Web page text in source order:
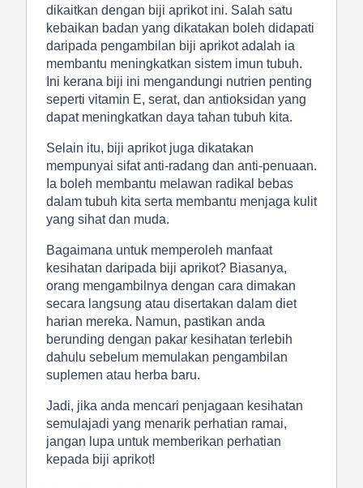
dikaitkan dengan biji aprikot ini. Salah satu
kebaikan badan yang dikatakan boleh didapati
daripada pengambilan biji aprikot adalah ia
membantu meningkatkan sistem imun tubuh.
Ini kerana biji ini mengandungi nutrien penting
seperti vitamin E, serat, dan antioksidan yang
dapat meningkatkan daya tahan tubuh kita.
Selain itu, biji aprikot juga dikatakan
mempunyai sifat anti-radang dan anti-penuaan.
Ia boleh membantu melawan radikal bebas
dalam tubuh kita serta membantu menjaga kulit
yang sihat dan muda.
Bagaimana untuk memperoleh manfaat
kesihatan daripada biji aprikot? Biasanya,
orang mengambilnya dengan cara dimakan
secara langsung atau disertakan dalam diet
harian mereka. Namun, pastikan anda
berunding dengan pakar kesihatan terlebih
dahulu sebelum memulakan pengambilan
suplemen atau herba baru.
Jadi, jika anda mencari penjagaan kesihatan
semulajadi yang menarik perhatian ramai,
jangan lupa untuk memberikan perhatian
kepada biji aprikot!